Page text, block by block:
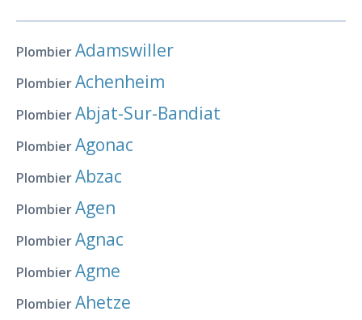
PlombierAdamswiller
PlombierAchenheim
PlombierAbjat-Sur-Bandiat
PlombierAgonac
PlombierAbzac
PlombierAgen
PlombierAgnac
PlombierAgme
PlombierAhetze